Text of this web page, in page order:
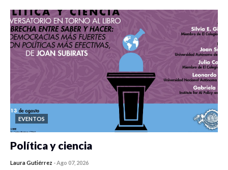
EVENTOS
Política y ciencia
Laura Gutiérrez -Ago 07, 2026